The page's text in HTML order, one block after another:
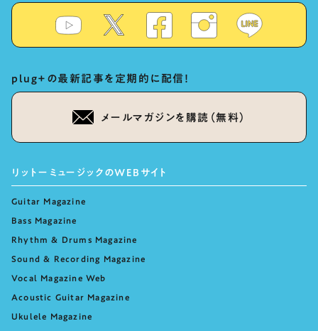
plug+の最新記事を定期的に配信！
メールマガジンを購読（無料）
リットーミュージックのWEBサイト
Guitar Magazine
Bass Magazine
Rhythm & Drums Magazine
Sound & Recording Magazine
Vocal Magazine Web
Acoustic Guitar Magazine
Ukulele Magazine